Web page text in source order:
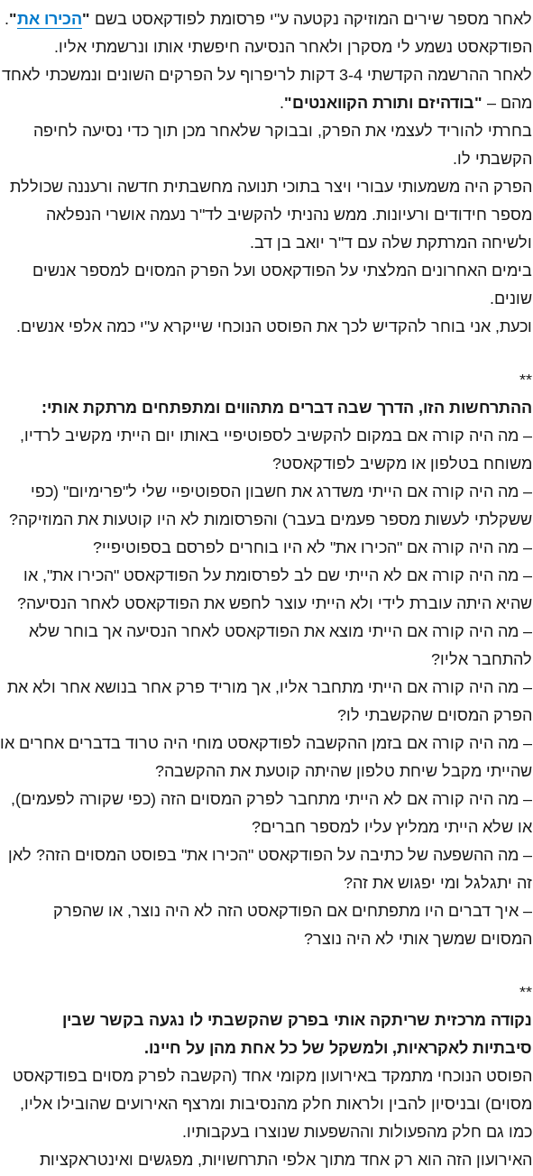
לאחר מספר שירים המוזיקה נקטעה ע"י פרסומת לפודקאסט בשם "הכירו את"
.
הפודקאסט נשמע לי מסקרן ולאחר הנסיעה חיפשתי אותו ונרשמתי אליו.
לאחר ההרשמה הקדשתי 3-4 דקות לריפרוף על הפרקים השונים ונמשכתי לאחד
מהם – "בודהיזם ותורת הקוואנטים".
בחרתי להוריד לעצמי את הפרק, ובבוקר שלאחר מכן תוך כדי נסיעה לחיפה
הקשבתי לו.
הפרק היה משמעותי עבורי ויצר בתוכי תנועה מחשבתית חדשה ורעננה שכוללת
מספר חידודים ורעיונות. ממש נהניתי להקשיב לד"ר נעמה אושרי הנפלאה
ולשיחה המרתקת שלה עם ד"ר יואב בן דב.
בימים האחרונים המלצתי על הפודקאסט ועל הפרק המסוים למספר אנשים
שונים.
וכעת, אני בוחר להקדיש לכך את הפוסט הנוכחי שייקרא ע"י כמה אלפי אנשים.
**
ההתרחשות הזו, הדרך שבה דברים מתהווים ומתפתחים מרתקת אותי:
– מה היה קורה אם במקום להקשיב לספוטיפיי באותו יום הייתי מקשיב לרדיו,
משוחח בטלפון או מקשיב לפודקאסט?
– מה היה קורה אם הייתי משדרג את חשבון הספוטיפיי שלי ל"פרימיום" (כפי
ששקלתי לעשות מספר פעמים בעבר) והפרסומות לא היו קוטעות את המוזיקה?
– מה היה קורה אם "הכירו את" לא היו בוחרים לפרסם בספוטיפיי?
– מה היה קורה אם לא הייתי שם לב לפרסומת על הפודקאסט "הכירו את", או
שהיא היתה עוברת לידי ולא הייתי עוצר לחפש את הפודקאסט לאחר הנסיעה?
– מה היה קורה אם הייתי מוצא את הפודקאסט לאחר הנסיעה אך בוחר שלא
להתחבר אליו?
– מה היה קורה אם הייתי מתחבר אליו, אך מוריד פרק אחר בנושא אחר ולא את
הפרק המסוים שהקשבתי לו?
– מה היה קורה אם בזמן ההקשבה לפודקאסט מוחי היה טרוד בדברים אחרים או
שהייתי מקבל שיחת טלפון שהיתה קוטעת את ההקשבה?
– מה היה קורה אם לא הייתי מתחבר לפרק המסוים הזה (כפי שקורה לפעמים),
או שלא הייתי ממליץ עליו למספר חברים?
– מה ההשפעה של כתיבה על הפודקאסט "הכירו את" בפוסט המסוים הזה? לאן
זה יתגלגל ומי יפגוש את זה?
– איך דברים היו מתפתחים אם הפודקאסט הזה לא היה נוצר, או שהפרק
המסוים שמשך אותי לא היה נוצר?
**
נקודה מרכזית שריתקה אותי בפרק שהקשבתי לו נגעה בקשר שבין
סיבתיות לאקראיות, ולמשקל של כל אחת מהן על חיינו.
הפוסט הנוכחי מתמקד באירועון מקומי אחד (הקשבה לפרק מסוים בפודקאסט
מסוים) ובניסיון להבין ולראות חלק מהנסיבות ומרצף האירועים שהובילו אליו,
כמו גם חלק מהפעולות וההשפעות שנוצרו בעקבותיו.
האירועון הזה הוא רק אחד מתוך אלפי התרחשויות, מפגשים ואינטראקציות